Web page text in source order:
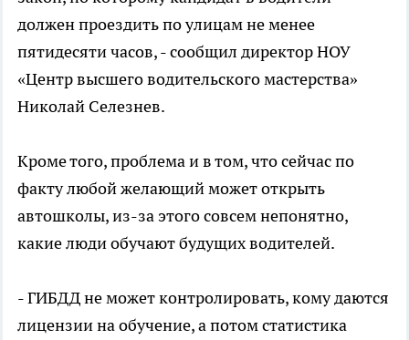
должен проездить по улицам не менее
пятидесяти часов, - сообщил директор НОУ
«Центр высшего водительского мастерства»
Николай Селезнев.
Кроме того, проблема и в том, что сейчас по
факту любой желающий может открыть
автошколы, из-за этого совсем непонятно,
какие люди обучают будущих водителей.
- ГИБДД не может контролировать, кому даются
лицензии на обучение, а потом статистика